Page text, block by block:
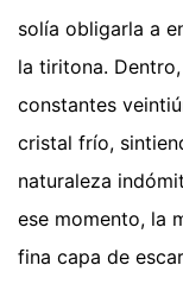
solía obligarla a
la tiritona.
constantes
cristal frío,
naturaleza
ese momento, la
fina capa de